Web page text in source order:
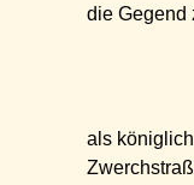
die Gegend
als